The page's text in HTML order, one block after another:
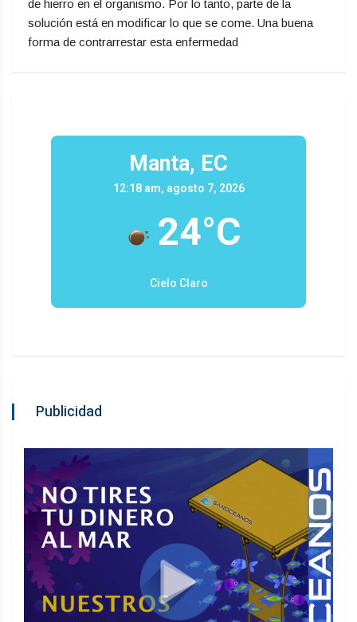
de hierro en el organismo. Por lo tanto, parte de la
solución está en modificar lo que se come. Una buena
forma de contrarrestar esta enfermedad
Manta, EC
12:18 am, agosto 7, 2026
24°C
Cielo Claro
Publicidad